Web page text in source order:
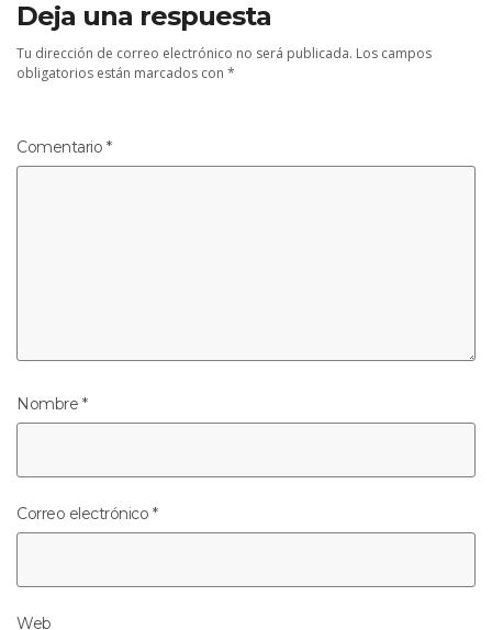
Deja una respuesta
Tu dirección de correo electrónico no será publicada. Los campos
obligatorios están marcados con *
Comentario *
Nombre *
Correo electrónico *
Web